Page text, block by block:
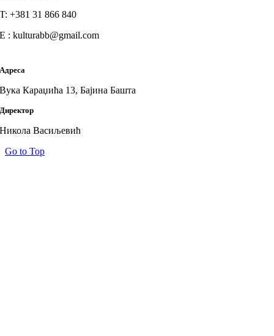
T: +381 31 866 840
E : kulturabb@gmail.com
Адреса
Вука Караџића 13, Бајина Башта
Директор
Никола Васиљевић
Go to Top